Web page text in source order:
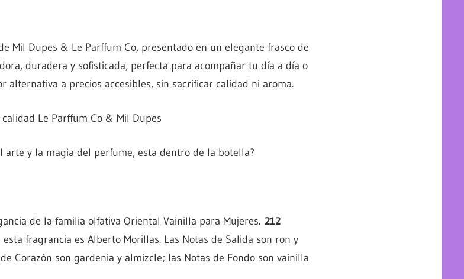
Mil Dupes & Le Parffum Co, presentado en un elegante frasco de
duradera y sofisticada, perfecta para acompañar tu día a día o
alternativa a precios accesibles, sin sacrificar calidad ni aroma.
Le Parffum Co & Mil Dupes
arte y la magia del perfume, esta dentro de la botella?
de la familia olfativa Oriental Vainilla para Mujeres. 212
fragrancia es Alberto Morillas. Las Notas de Salida son ron y
Corazón son gardenia y almizcle; las Notas de Fondo son vainilla